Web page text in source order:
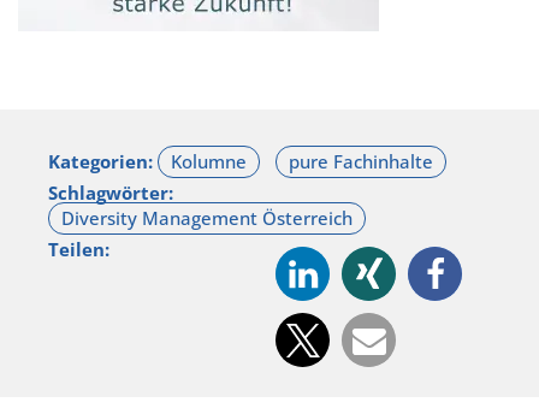
Kategorien:
Schlagwörter:
Teilen: